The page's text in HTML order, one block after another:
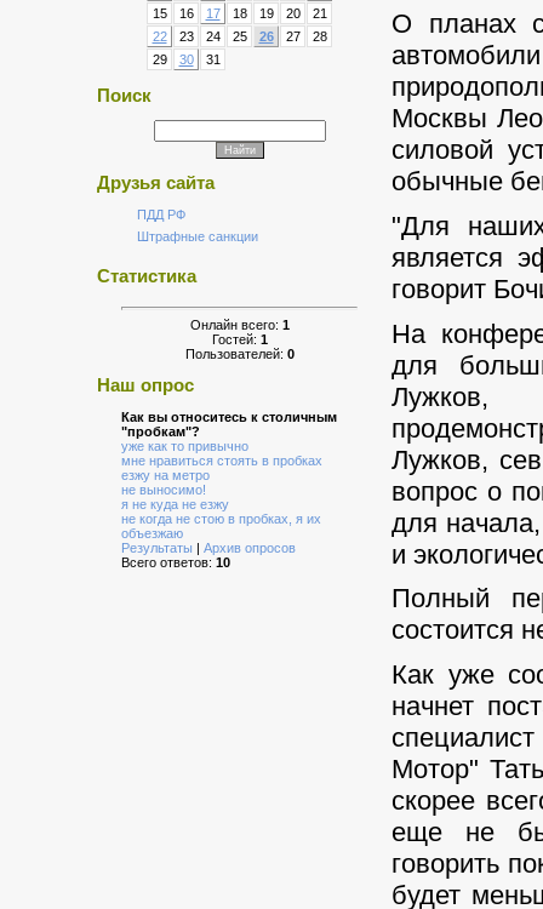
15
16 17 18 19 20
21
22
23 24 25 26 27
28
29
30 31
Поиск
Друзья сайта
ПДД РФ
Штрафные санкции
Статистика
Онлайн всего: 1
Гостей: 1
Пользователей: 0
Наш опрос
Как вы относитесь к столичным
"пробкам"?
уже как то привычно
мне нравиться стоять в пробках
езжу на метро
не выносимо!
я не куда не езжу
не когда не стою в пробках, я их
объезжаю
Результаты | Архив опросов
Всего ответов: 10
О планах
Москвы
силовой
обычные
"Для
является
говорит
На
для
Лужков,
Лужков,
вопрос о
для
и
Полный
состоится
Как уже
начнет
Мотор"
скорее
еще не
говорить
будет